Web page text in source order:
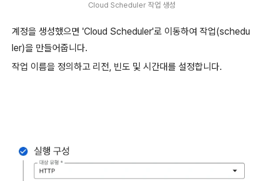
Cloud Scheduler 작업 생성
계정을 생성했으면 'Cloud Scheduler'로 이동하여 작업(schedu
ler)을 만들어줍니다.
작업 이름을 정의하고 리전, 빈도 및 시간대를 설정합니다.